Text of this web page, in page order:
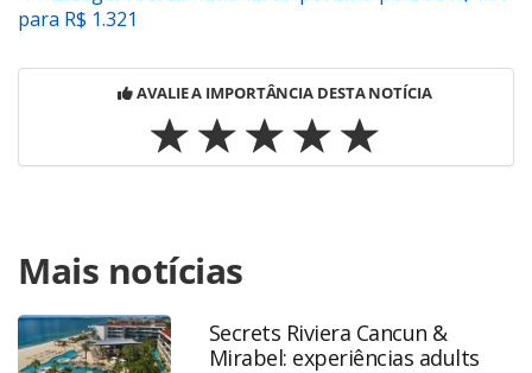
para R$ 1.321
AVALIE A IMPORTÂNCIA DESTA NOTÍCIA
https://www.panrotas.com.br/viagens-
corporativas/tmcs/2022/06/tmc-dynamic-travel-abre-17-
vagas-para-diferentes-areas_189833.html ou as
ferramentas oferecidas na página. Todo o conteúdo
Mais notícias
Secrets Riviera Cancun &
Mirabel: experiências adults